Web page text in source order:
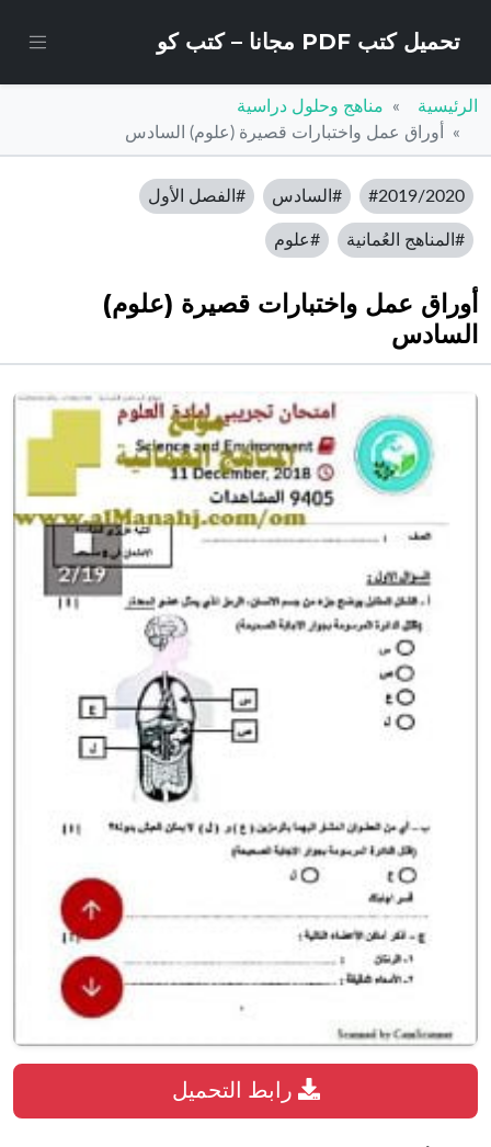
تحميل كتب PDF مجانا – كتب كو
الرئيسية
مناهج وحلول دراسية
أوراق عمل واختبارات قصيرة (علوم) السادس
#2019/2020 #السادس #الفصل الأول
#المناهج العُمانية #علوم
أوراق عمل واختبارات قصيرة (علوم)
السادس